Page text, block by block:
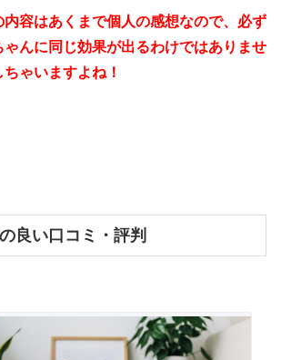
容はあくまで個人の感想なので、必ず
ゃんに同じ効果が出るわけではありませ
ゃいますよね！
良い口コミ・評判